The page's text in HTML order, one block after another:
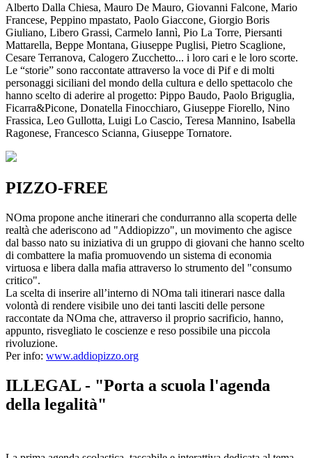
Alberto Dalla Chiesa, Mauro De Mauro, Giovanni Falcone, Mario
Francese, Peppino mpastato, Paolo Giaccone, Giorgio Boris
Giuliano, Libero Grassi, Carmelo Iannì, Pio La Torre, Piersanti
Mattarella, Beppe Montana, Giuseppe Puglisi, Pietro Scaglione,
Cesare Terranova, Calogero Zucchetto... i loro cari e le loro scorte.
Le “storie” sono raccontate attraverso la voce di Pif e di molti
personaggi siciliani del mondo della cultura e dello spettacolo che
hanno scelto di aderire al progetto: Pippo Baudo, Paolo Briguglia,
Ficarra&Picone, Donatella Finocchiaro, Giuseppe Fiorello, Nino
Frassica, Leo Gullotta, Luigi Lo Cascio, Teresa Mannino, Isabella
Ragonese, Francesco Scianna, Giuseppe Tornatore.
PIZZO-FREE
NOma propone anche itinerari che condurranno alla scoperta delle
realtà che aderiscono ad "Addiopizzo", un movimento che agisce
dal basso nato su iniziativa di un gruppo di giovani che hanno scelto
di combattere la mafia promuovendo un sistema di economia
virtuosa e libera dalla mafia attraverso lo strumento del "consumo
critico".
La scelta di inserire all’interno di NOma tali itinerari nasce dalla
volontà di rendere visibile uno dei tanti lasciti delle persone
raccontate da NOma che, attraverso il proprio sacrificio, hanno,
appunto, risvegliato le coscienze e reso possibile una piccola
rivoluzione.
Per info: www.addiopizzo.org
ILLEGAL - "Porta a scuola l'agenda
della legalità"